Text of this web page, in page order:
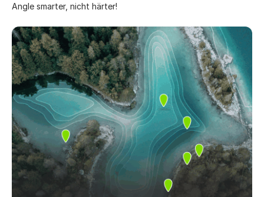
Angle smarter, nicht härter!